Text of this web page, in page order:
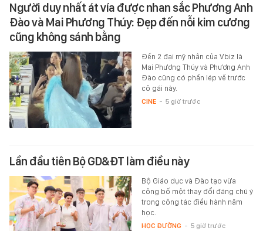
Người duy nhất át vía được nhan sắc Phương Anh
Đào và Mai Phương Thúy: Đẹp đến nỗi kim cương
cũng không sánh bằng
Đến 2 đại mỹ nhân của Vbiz là
Mai Phương Thúy và Phương Anh
Đào cũng có phần lép vế trước
cô gái này.
CINE - 5 giờ trước
Lần đầu tiên Bộ GD&ĐT làm điều này
Bộ Giáo dục và Đào tạo vừa
công bố một thay đổi đáng chú ý
trong công tác điều hành năm
học.
HỌC ĐƯỜNG - 5 giờ trước